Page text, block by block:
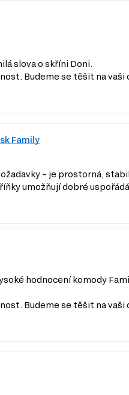
slova o skříni Doni.
Budeme se těšit na
Family
– je prostorná,
umožňují dobré
hodnocení komody
Budeme se těšit na